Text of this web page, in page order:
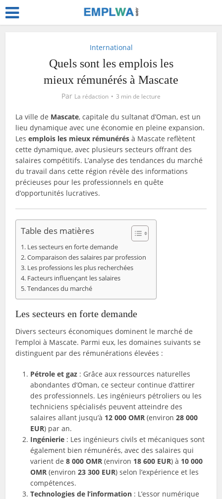
International
Quels sont les emplois les
mieux rémunérés à Mascate
Par La rédaction 3 min de lecture
La ville de Mascate, capitale du sultanat d’Oman, est un
lieu dynamique avec une économie en pleine expansion.
Lesemplois les mieux rémunérés à Mascate reflètent
cette dynamique, avec plusieurs secteurs offrant des
salaires compétitifs. L’analyse des tendances du marché
du travail dans cette région révèle des informations
précieuses pour les professionnels en quête
d’opportunités lucratives.
Table des matières
Les secteurs en forte demande
Comparaison des salaires par profession
Les professions les plus recherchées
Facteurs influençant les salaires
Tendances du marché
Les secteurs en forte demande
Divers secteurs économiques dominent le marché de
l’emploi à Mascate. Parmi eux, les domaines suivants se
distinguent par des rémunérations élevées :
Pétrole et gaz : Grâce aux ressources naturelles
abondantes d’Oman, ce secteur continue d’attirer
des professionnels. Les ingénieurs pétroliers ou les
techniciens spécialisés peuvent atteindre des
salaires allant jusqu’à 12 000 OMR (environ28 000
EUR) par an.
Ingénierie : Les ingénieurs civils et mécaniques sont
également bien rémunérés, avec des salaires qui
varient de8 000 OMR (environ 18 600 EUR) à 10 000
OMR (environ23 300 EUR) selon l’expérience et les
compétences.
Technologies de l’information : L’essor numérique